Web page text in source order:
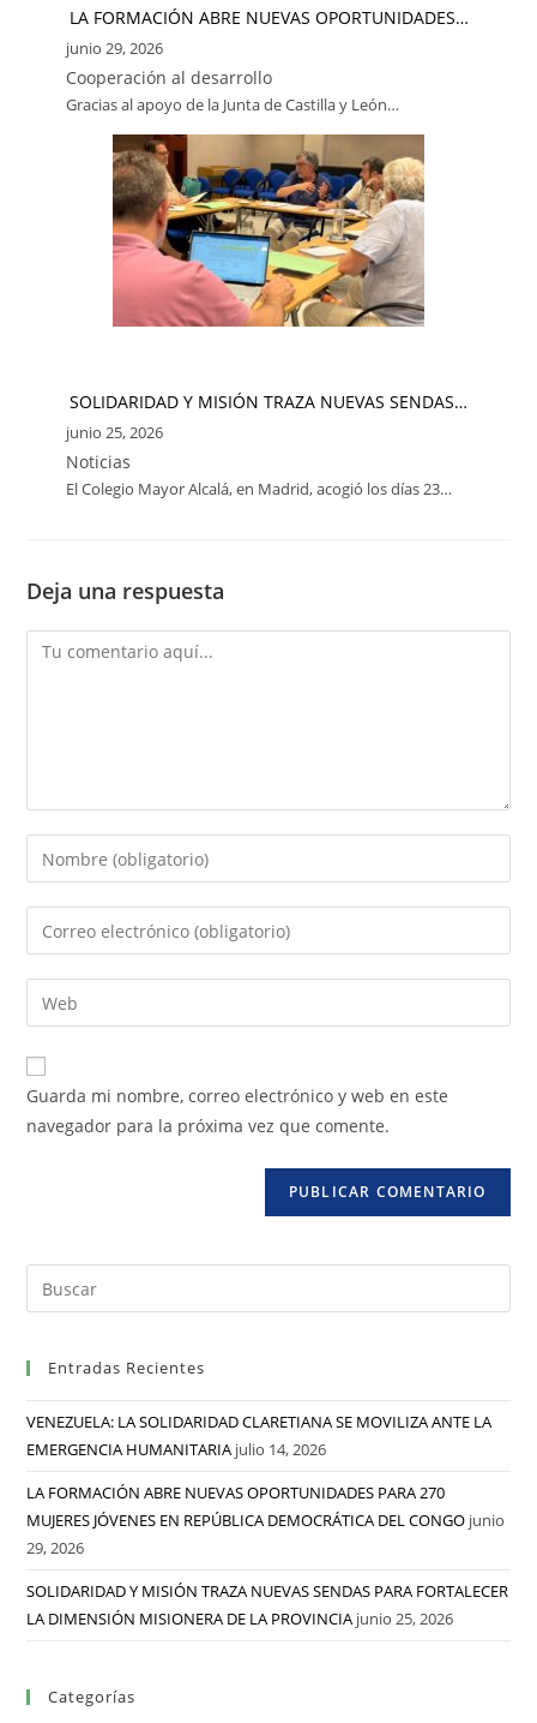
LA FORMACIÓN ABRE NUEVAS OPORTUNIDADES…
junio 29, 2026
Cooperación al desarrollo
Gracias al apoyo de la Junta de Castilla y León…
SOLIDARIDAD Y MISIÓN TRAZA NUEVAS SENDAS…
junio 25, 2026
Noticias
El Colegio Mayor Alcalá, en Madrid, acogió los días 23…
Deja una respuesta
Guarda mi nombre, correo electrónico y web en este
navegador para la próxima vez que comente.
Entradas Recientes
VENEZUELA: LA SOLIDARIDAD CLARETIANA SE MOVILIZA ANTE LA
EMERGENCIA HUMANITARIA julio 14, 2026
LA FORMACIÓN ABRE NUEVAS OPORTUNIDADES PARA 270
MUJERES JÓVENES EN REPÚBLICA DEMOCRÁTICA DEL CONGO junio
29, 2026
SOLIDARIDAD Y MISIÓN TRAZA NUEVAS SENDAS PARA FORTALECER
LA DIMENSIÓN MISIONERA DE LA PROVINCIA junio 25, 2026
Categorías